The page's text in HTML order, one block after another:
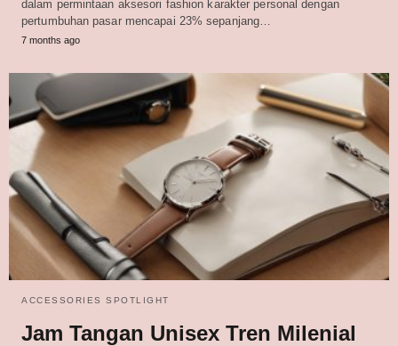
dalam permintaan aksesori fashion karakter personal dengan
pertumbuhan pasar mencapai 23% sepanjang…
7 months ago
ACCESSORIES SPOTLIGHT
Jam Tangan Unisex Tren Milenial